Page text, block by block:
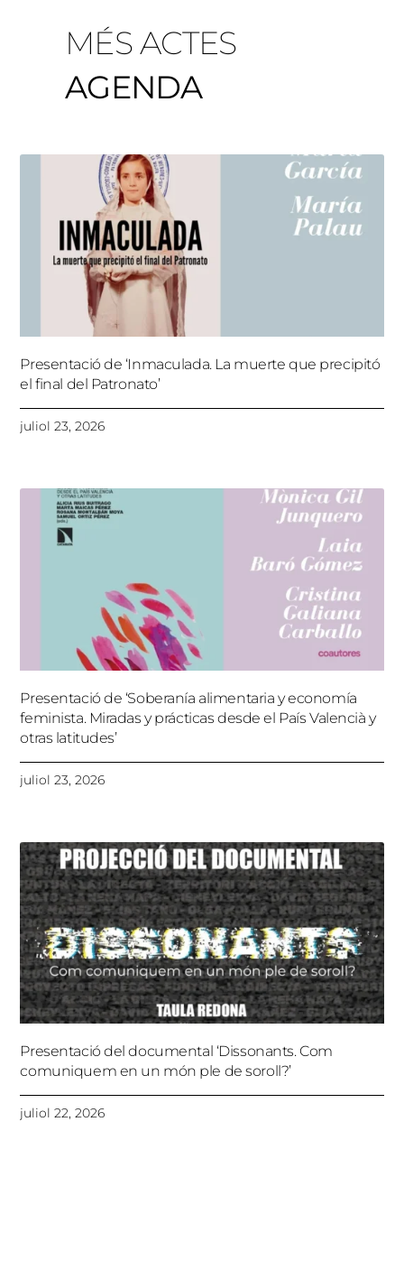
MÉS ACTES
AGENDA
Presentació de ‘Inmaculada. La muerte que precipitó
el final del Patronato’
juliol 23, 2026
Presentació de ‘Soberanía alimentaria y economía
feminista. Miradas y prácticas desde el País Valencià y
otras latitudes’
juliol 23, 2026
Presentació del documental ‘Dissonants. Com
comuniquem en un món ple de soroll?’
juliol 22, 2026